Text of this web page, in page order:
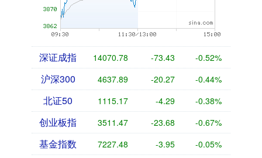
深证成指 14070.78 -73.43 -0.52%
沪深300 4637.89 -20.27 -0.44%
北证50 1115.17 -4.29 -0.38%
创业板指 3511.47 -23.68 -0.67%
基金指数 7227.48 -3.95 -0.05%